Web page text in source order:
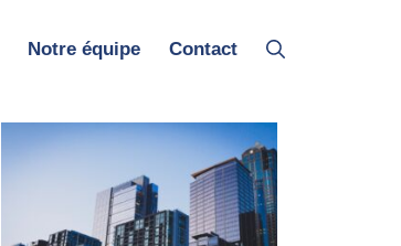
Notre équipe Contact